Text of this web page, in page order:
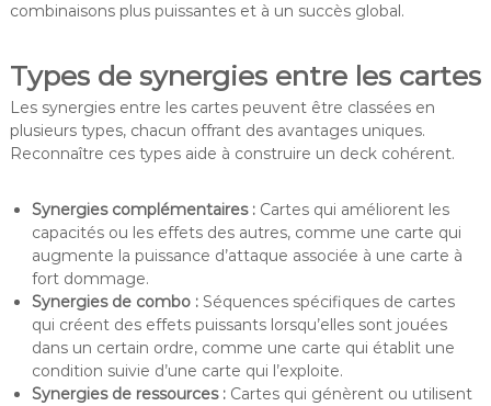
combinaisons plus puissantes et à un succès global.
Types de synergies entre les cartes
Les synergies entre les cartes peuvent être classées en
plusieurs types, chacun offrant des avantages uniques.
Reconnaître ces types aide à construire un deck cohérent.
Synergies complémentaires :Cartes qui améliorent les
capacités ou les effets des autres, comme une carte qui
augmente la puissance d’attaque associée à une carte à
fort dommage.
Synergies de combo :Séquences spécifiques de cartes
qui créent des effets puissants lorsqu’elles sont jouées
dans un certain ordre, comme une carte qui établit une
condition suivie d’une carte qui l’exploite.
Synergies de ressources :Cartes qui génèrent ou utilisent